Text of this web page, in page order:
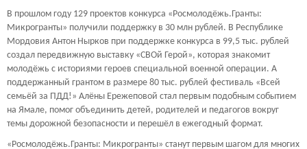
В прошлом году 129 проектов конкурса «Росмолодёжь.Гранты:
Микрогранты» получили поддержку в 30 млн рублей. В Республике
Мордовия Антон Нырков при поддержке конкурса в 99,5 тыс. рублей
создал передвижную выставку «СВОй Герой», которая знакомит
молодёжь с историями героев специальной военной операции. А
поддержанный грантом в размере 80 тыс. рублей фестиваль «Всей
семьёй за ПДД!» Алёны Ережеповой стал первым подобным событием
на Ямале, помог объединить детей, родителей и педагогов вокруг
темы дорожной безопасности и перешёл в ежегодный формат.
«Росмолодёжь.Гранты: Микрогранты» станут первым шагом для многих